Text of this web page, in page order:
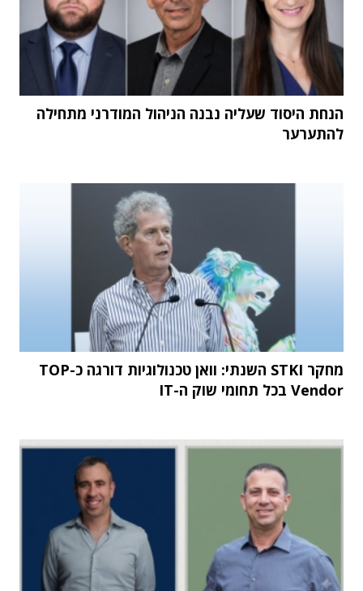
הנחת היסוד שעליה נבנה הניהול המודרני מתחילה
להתערער
מחקר STKI השנתי: וואן טכנולוגיות דורגה כ-TOP
Vendor בכל תחומי שוק ה-IT